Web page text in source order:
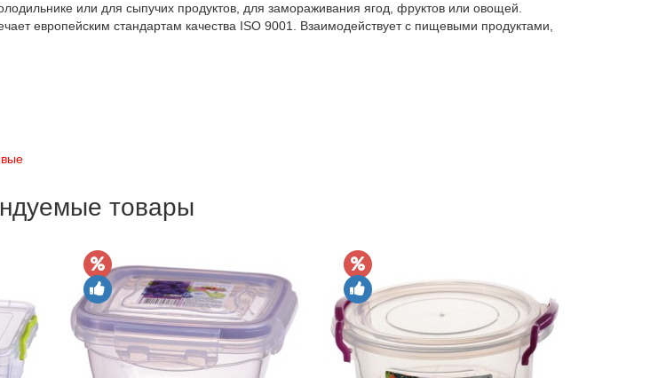
или для сыпучих продуктов, для замораживания ягод, фруктов или овощей.
европейским стандартам качества ISO 9001. Взаимодействует с пищевыми продуктами,
товары